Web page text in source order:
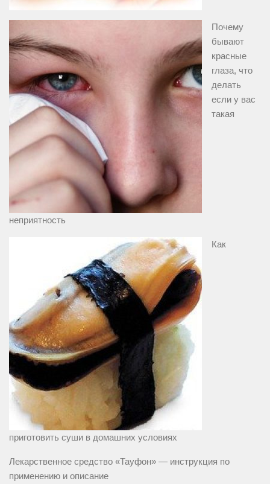
Почему
бывают
красные
глаза, что
делать
если у вас
такая
неприятность
Как
приготовить суши в домашних условиях
Лекарственное средство «Тауфон» — инструкция по
применению и описание